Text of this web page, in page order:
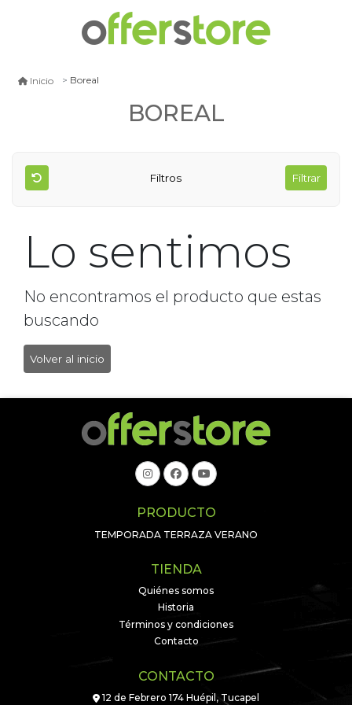
Inicio Boreal
BOREAL
Filtros Filtrar
Lo sentimos
No encontramos el producto que estas
buscando
Volver al inicio
PRODUCTO
TEMPORADA TERRAZA VERANO
TIENDA
Quiénes somos
Historia
Términos y condiciones
Contacto
CONTACTO
12 de Febrero 174 Huépil, Tucapel